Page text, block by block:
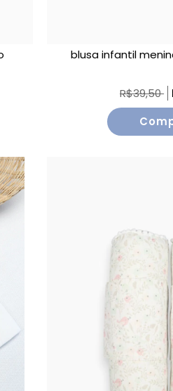
blusa infantil
R$39,50